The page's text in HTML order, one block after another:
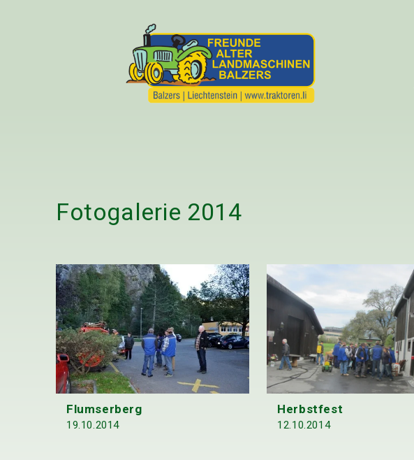
Fotogalerie 2014
Flumserberg
19.10.2014
Herbstfest
12.10.2014